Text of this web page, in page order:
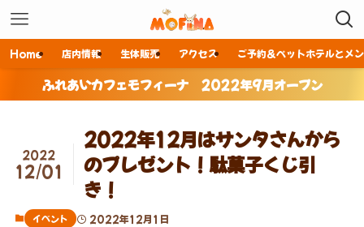
Home 店内情報 生体販売 アクセス ご予約＆ペットホテルとメ
ふれあいカフェモフィーナ 2022年9月オープン
2022年12月はサンタさんから
のプレゼント！駄菓子くじ引
き！
2022
12/01
イベント 2022年12月1日